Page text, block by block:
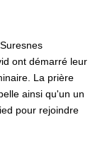
ont démarré leur
La prière
ainsi qu'un un
pour rejoindre